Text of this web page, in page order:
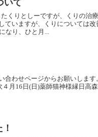
いて
くりとしーですが、くりの治
ていますが、くりについては改
なり、ひと月...
合わせページからお願いしま
月16日(日)薬師猫神様縁日高